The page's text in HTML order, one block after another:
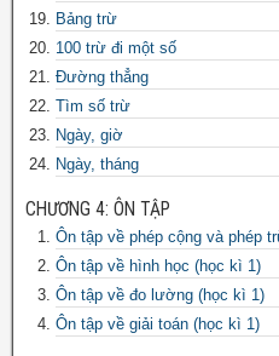
Bảng trừ
100 trừ đi một số
Đường thẳng
Tìm số trừ
Ngày, giờ
Ngày, tháng
CHƯƠNG 4: ÔN TẬP
Ôn tập về phép cộng và phép
Ôn tập về hình học (học kì 1)
Ôn tập về đo lường (học kì 1)
Ôn tập về giải toán (học kì 1)